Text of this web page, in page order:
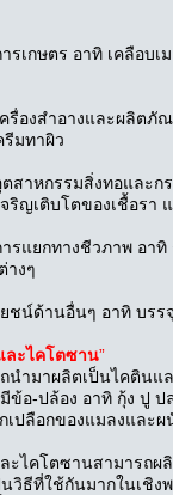
รเกษตร อาทิ เคลือบ
รื่องสำอางและผลิต
มทาผิว
สาหกรรมสิ่งทอและ
จริญเติบโตของเชื้อร
รแยกทางชีวภาพ อาทิ
างๆ
ยชน์ด้านอื่นๆ อาทิ บร
ละไคโตซาน”
นำมาผลิตเป็นไคตินแ
ข้อ-ปล้อง อาทิ กุ้ง ปู
เปลือกของแมลงและ
ะไคโตซานสามารถผ
นวิธีที่ใช้กันมากในเชิง